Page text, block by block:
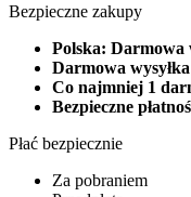
Bezpieczne zakupy
Polska: Darmowa
Darmowa
Co najmniej 1
Bezpieczne
Płać bezpiecznie
Za pobraniem